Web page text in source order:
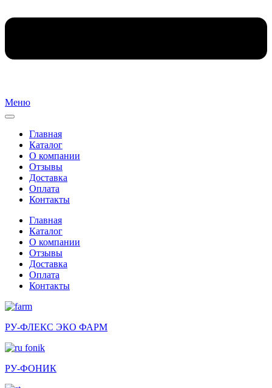
Меню
Главная
Каталог
О компании
Отзывы
Доставка
Оплата
Контакты
Главная
Каталог
О компании
Отзывы
Доставка
Оплата
Контакты
РУ-ФЛЕКС ЭКО ФАРМ
РУ-ФОНИК